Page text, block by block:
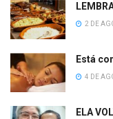
2 DE
Está
4 DE
ELA